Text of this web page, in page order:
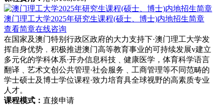
澳门理工大学2025年研究生课程(硕士、博士)内地招生简章
查看简章在线咨询
在国家及澳门特别行政区政府的大力支持下·澳门理工大学发
挥自身优势﹐积极推进澳门高等教育事业的可持续发展v建立
多元化的学科体系·开办信息科技﹑健康医学，体育科学语言
翻译﹑艺术文创公共管理·社会服务﹑工商管理等不同范畴的
学士硕士及博士学位课程·致力培育具全球视野的高素质专业
人才。
课程模式： 直接申请